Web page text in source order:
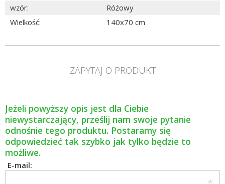
wzór:
Różowy
Wielkość: 140x70 cm
ZAPYTAJ O PRODUKT
Jeżeli powyższy opis jest dla Ciebie
niewystarczający, prześlij nam swoje pytanie
odnośnie tego produktu. Postaramy się
odpowiedzieć tak szybko jak tylko będzie to
możliwe.
E-mail: